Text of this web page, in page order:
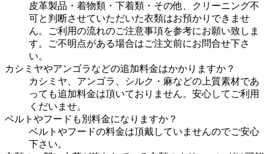
皮革製品・着物類・下着類・その他、クリーニング不
可と判断させていただいた衣類はお預かりできませ
ん。ご利用の流れのご注意事項を参考にお願い致しま
す。ご不明点がある場合はご注文前にお問合せ下さ
い。
カシミヤやアンゴラなどの追加料金はかかりますか？
カシミヤ、アンゴラ、シルク・麻などの上質素材であ
っても追加料金は頂いておりません。安心してご利用
くだいませ。
ベルトやフードも別料金になりますか？
ベルトやフードの料金は頂戴していませんのでご安心
下さい。